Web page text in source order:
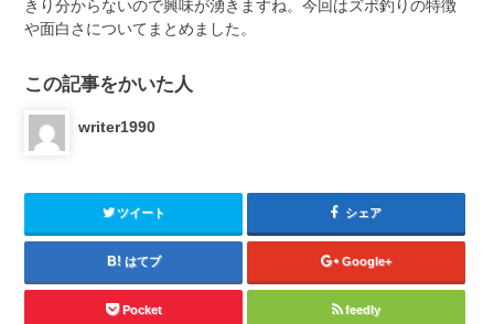
きり分からないので興味が湧きますね。今回はズボ釣りの特徴
や面白さについてまとめました。
この記事をかいた人
writer1990
ツイート シェア
はてブ Google+
Pocket feedly